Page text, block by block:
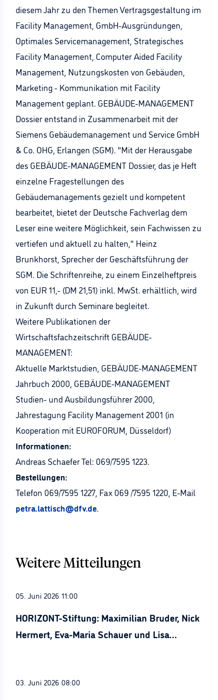
diesem Jahr zu den Themen Vertragsgestaltung im
Facility Management, GmbH-Ausgründungen,
Optimales Servicemanagement, Strategisches
Facility Management, Computer Aided Facility
Management, Nutzungskosten von Gebäuden,
Marketing - Kommunikation mit Facility
Management geplant. GEBÄUDE-MANAGEMENT
Dossier entstand in Zusammenarbeit mit der
Siemens Gebäudemanagement und Service GmbH
& Co. OHG, Erlangen (SGM). "Mit der Herausgabe
des GEBÄUDE-MANAGEMENT Dossier, das je Heft
einzelne Fragestellungen des
Gebäudemanagements gezielt und kompetent
bearbeitet, bietet der Deutsche Fachverlag dem
Leser eine weitere Möglichkeit, sein Fachwissen zu
vertiefen und aktuell zu halten," Heinz
Brunkhorst, Sprecher der Geschäftsführung der
SGM. Die Schriftenreihe, zu einem Einzelheftpreis
von EUR 11,- (DM 21,51) inkl. MwSt. erhältlich, wird
in Zukunft durch Seminare begleitet.
Weitere Publikationen der
Wirtschaftsfachzeitschrift GEBÄUDE-
MANAGEMENT:
Aktuelle Marktstudien, GEBÄUDE-MANAGEMENT
Jahrbuch 2000, GEBÄUDE-MANAGEMENT
Studien- und Ausbildungsführer 2000,
Jahrestagung Facility Management 2001 (in
Kooperation mit EUROFORUM, Düsseldorf)
Informationen:
Andreas Schaefer Tel: 069/7595 1223.
Bestellungen:
Telefon 069/7595 1227, Fax 069 /7595 1220, E-Mail
petra.lattisch@dfv.de.
Weitere Mitteilungen
05. Juni 2026 11:00
HORIZONT-Stiftung: Maximilian Bruder, Nick
Hermert, Eva-Maria Schauer und Lisa
03. Juni 2026 08:00